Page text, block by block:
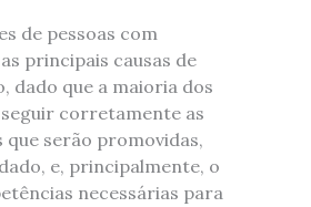
de pessoas com
principais causas de
dado que a maioria dos
corretamente as
serão promovidas,
e, principalmente, o
necessárias para